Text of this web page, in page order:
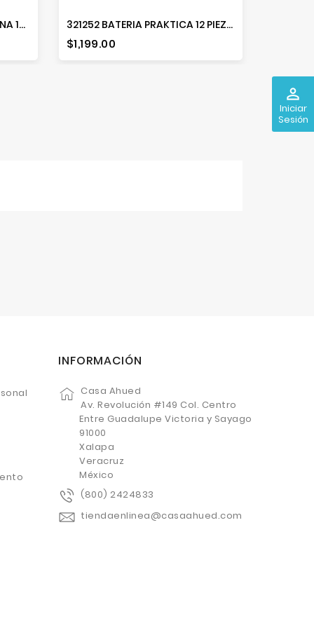
perm_identity
Iniciar
Sesión
27899/365 BATERIA DE COCINA 14 PIEZAS 321252 BATERIA PRAKTICA 12 PIEZAS AMARILLO
Precio
$1,199.00
INFORMACIÓN
Casa Ahued
Av. Revolución #149 Col. Centro
Entre Guadalupe Victoria y Sayago
91000
Xalapa
Veracruz
México
(800) 2424833
tiendaenlinea@casaahued.com